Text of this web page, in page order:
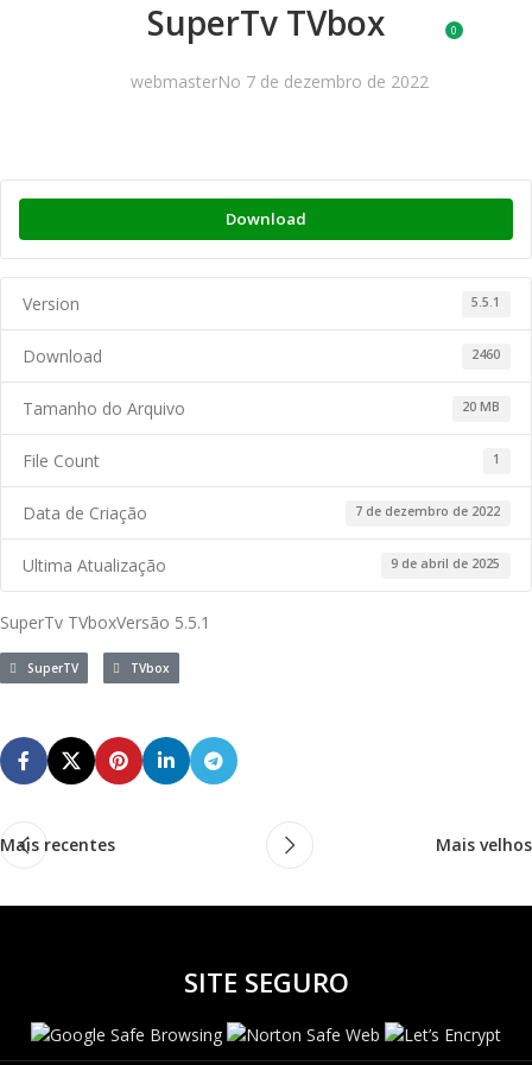
0
SuperTv TVbox
webmasterNo 7 de dezembro de 2022
Download
Version 5.5.1
Download 2460
Tamanho do Arquivo 20 MB
File Count 1
Data de Criação 7 de dezembro de 2022
Ultima Atualização 9 de abril de 2025
SuperTv TVboxVersão 5.5.1
SuperTV TVbox
Mais recentes Mais velhos
SITE SEGURO